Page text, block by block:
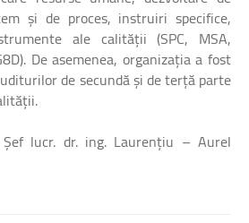
și de proces, instruiri specifice,
ale calității (SPC, MSA,
De asemenea, organizația a fost
de secundă și de terță parte
Şef lucr. dr. ing. Laurențiu – Aurel